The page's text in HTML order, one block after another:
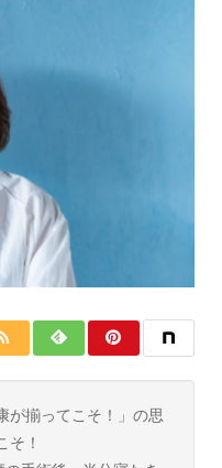
が揃ってこそ！」の思
そ！